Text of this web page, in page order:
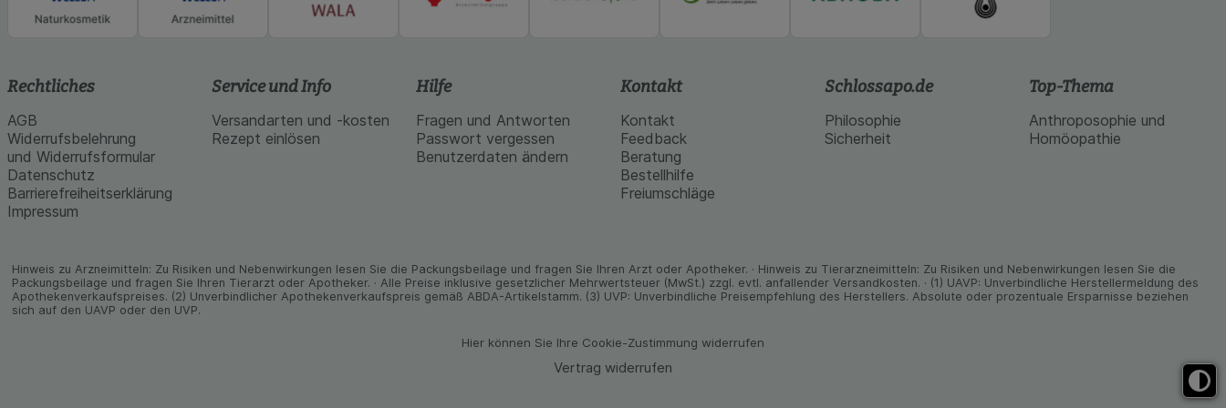
Rechtliches
AGB
Widerrufsbelehrung
und Widerrufsformular
Datenschutz
Barrierefreiheitserklärung
Impressum
Service und Info
Versandarten und -kosten
Rezept einlösen
Hilfe
Fragen und Antworten
Passwort vergessen
Benutzerdaten ändern
Kontakt
Kontakt
Feedback
Beratung
Bestellhilfe
Freiumschläge
Schlossapo.de
Philosophie
Sicherheit
Top-Thema
Anthroposophie und
Homöopathie
Hinweis zu Arzneimitteln: Zu Risiken und Neben­wirkungen lesen Sie die Packungs­beilage und fragen Sie Ihren Arzt oder Apo­theker. · Hinweis zu Tier­arz­nei­mitteln: Zu Risiken und Neben­wirkungen lesen Sie die
Packungs­beilage und fragen Sie Ihren Tier­arzt oder Apo­theker. · Alle Preise inklusive gesetz­licher Mehrwertsteuer (MwSt.) zzgl. evtl. anfallender Versand­kosten. · (1) UAVP: Unverbindliche Herstellermeldung des
Apothekenverkaufspreises. (2) Unverbindlicher Apothekenverkaufspreis gemäß ABDA-Artikelstamm. (3) UVP: Unverbindliche Preisempfehlung des Herstellers. Absolute oder prozentuale Ersparnisse beziehen
sich auf den UAVP oder den UVP.
Hier können Sie Ihre Cookie-Zustimmung widerrufen
Vertrag widerrufen